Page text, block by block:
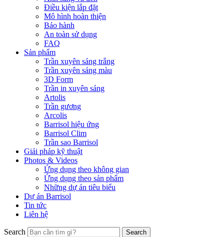
Điều kiện lắp đặt
Mô hình hoàn thiện
Bảo hành
An toàn sử dụng
FAQ
Sản phẩm
Trần xuyên sáng trắng
Trần xuyên sáng màu
3D Form
Trần in xuyên sáng
Artolis
Trần gương
Arcolis
Barrisol hiệu ứng
Barrisol Clim
Trần sao Barrisol
Giải pháp kỹ thuật
Photos & Videos
Ứng dụng theo không gian
Ứng dụng theo sản phẩm
Những dự án tiêu biểu
Dự án Barrisol
Tin tức
Liên hệ
Search